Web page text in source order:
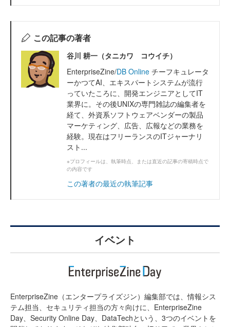
この記事の著者
谷川 耕一（タニカワ コウイチ）
EnterpriseZine/DB Online チーフキュレータ
ーかつてAI、エキスパートシステムが流行
っていたころに、開発エンジニアとしてIT
業界に。その後UNIXの専門雑誌の編集者を
経て、外資系ソフトウェアベンダーの製品
マーケティング、広告、広報などの業務を
経験。現在はフリーランスのITジャーナリ
スト...
※プロフィールは、執筆時点、または直近の記事の寄稿時点で
の内容です
この著者の最近の執筆記事
イベント
EnterpriseZine（エンタープライズジン）編集部では、情報シス
テム担当、セキュリティ担当の方々向けに、EnterpriseZine
Day、Security Online Day、DataTechという、3つのイベントを